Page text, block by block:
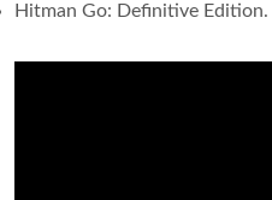
Hitman Go: Definitive Edition.